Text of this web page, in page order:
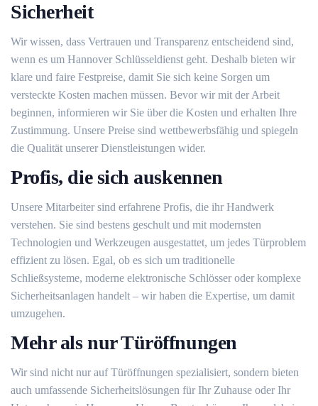
Sicherheit
Wir wissen, dass Vertrauen und Transparenz entscheidend sind,
wenn es um Hannover Schlüsseldienst geht. Deshalb bieten wir
klare und faire Festpreise, damit Sie sich keine Sorgen um
versteckte Kosten machen müssen. Bevor wir mit der Arbeit
beginnen, informieren wir Sie über die Kosten und erhalten Ihre
Zustimmung. Unsere Preise sind wettbewerbsfähig und spiegeln
die Qualität unserer Dienstleistungen wider.
Profis, die sich auskennen
Unsere Mitarbeiter sind erfahrene Profis, die ihr Handwerk
verstehen. Sie sind bestens geschult und mit modernsten
Technologien und Werkzeugen ausgestattet, um jedes Türproblem
effizient zu lösen. Egal, ob es sich um traditionelle
Schließsysteme, moderne elektronische Schlösser oder komplexe
Sicherheitsanlagen handelt – wir haben die Expertise, um damit
umzugehen.
Mehr als nur Türöffnungen
Wir sind nicht nur auf Türöffnungen spezialisiert, sondern bieten
auch umfassende Sicherheitslösungen für Ihr Zuhause oder Ihr